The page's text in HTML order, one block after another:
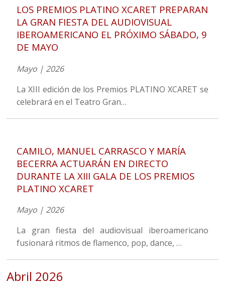
LOS PREMIOS PLATINO XCARET PREPARAN
LA GRAN FIESTA DEL AUDIOVISUAL
IBEROAMERICANO EL PRÓXIMO SÁBADO, 9
DE MAYO
Mayo | 2026
La XIII edición de los Premios PLATINO XCARET se
celebrará en el Teatro Gran…
CAMILO, MANUEL CARRASCO Y MARÍA
BECERRA ACTUARÁN EN DIRECTO
DURANTE LA XIII GALA DE LOS PREMIOS
PLATINO XCARET
Mayo | 2026
La gran fiesta del audiovisual iberoamericano
fusionará ritmos de flamenco, pop, dance, …
Abril 2026